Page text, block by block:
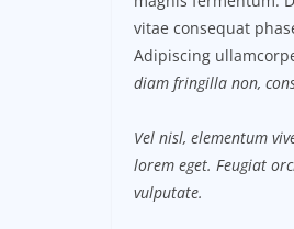
vitae consequat
Adipiscing
diam fringilla non,
Vel nisl, elementum
lorem eget. Feugiat
vulputate.